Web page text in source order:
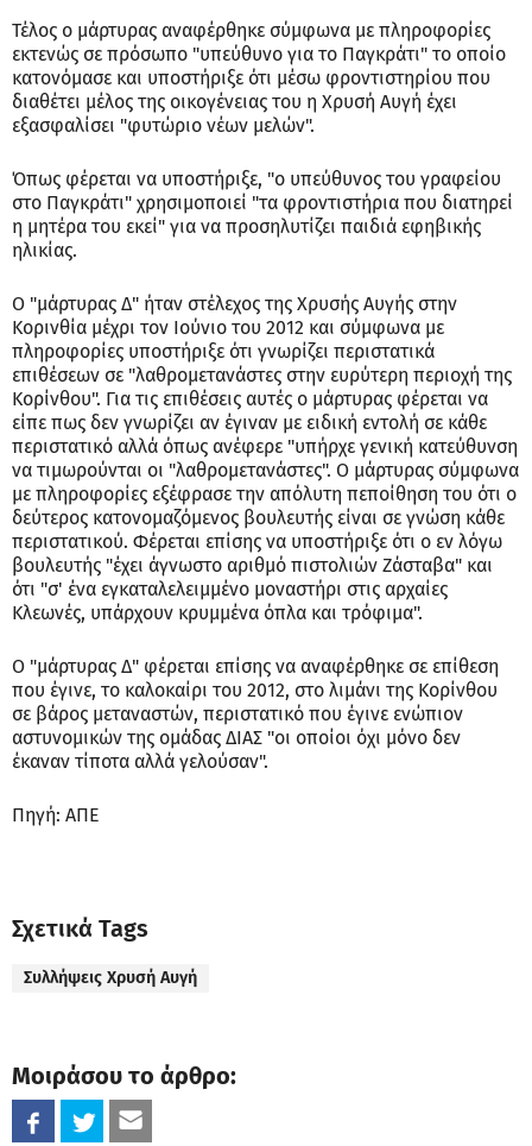
Τέλος ο μάρτυρας αναφέρθηκε σύμφωνα με πληροφορίες
εκτενώς σε πρόσωπο "υπεύθυνο για το Παγκράτι" το οποίο
κατονόμασε και υποστήριξε ότι μέσω φροντιστηρίου που
διαθέτει μέλος της οικογένειας του η Χρυσή Αυγή έχει
εξασφαλίσει "φυτώριο νέων μελών".
Όπως φέρεται να υποστήριξε, "ο υπεύθυνος του γραφείου
στο Παγκράτι" χρησιμοποιεί "τα φροντιστήρια που διατηρεί
η μητέρα του εκεί" για να προσηλυτίζει παιδιά εφηβικής
ηλικίας.
Ο "μάρτυρας Δ" ήταν στέλεχος της Χρυσής Αυγής στην
Κορινθία μέχρι τον Ιούνιο του 2012 και σύμφωνα με
πληροφορίες υποστήριξε ότι γνωρίζει περιστατικά
επιθέσεων σε "λαθρομετανάστες στην ευρύτερη περιοχή της
Κορίνθου". Για τις επιθέσεις αυτές ο μάρτυρας φέρεται να
είπε πως δεν γνωρίζει αν έγιναν με ειδική εντολή σε κάθε
περιστατικό αλλά όπως ανέφερε "υπήρχε γενική κατεύθυνση
να τιμωρούνται οι "λαθρομετανάστες". Ο μάρτυρας σύμφωνα
με πληροφορίες εξέφρασε την απόλυτη πεποίθηση του ότι ο
δεύτερος κατονομαζόμενος βουλευτής είναι σε γνώση κάθε
περιστατικού. Φέρεται επίσης να υποστήριξε ότι ο εν λόγω
βουλευτής "έχει άγνωστο αριθμό πιστολιών Ζάσταβα" και
ότι "σ' ένα εγκαταλελειμμένο μοναστήρι στις αρχαίες
Κλεωνές, υπάρχουν κρυμμένα όπλα και τρόφιμα".
Ο "μάρτυρας Δ" φέρεται επίσης να αναφέρθηκε σε επίθεση
που έγινε, το καλοκαίρι του 2012, στο λιμάνι της Κορίνθου
σε βάρος μεταναστών, περιστατικό που έγινε ενώπιον
αστυνομικών της ομάδας ΔΙΑΣ "οι οποίοι όχι μόνο δεν
έκαναν τίποτα αλλά γελούσαν".
Πηγή: ΑΠΕ
Σχετικά Tags
Συλλήψεις Χρυσή Αυγή
Μοιράσου το άρθρο: